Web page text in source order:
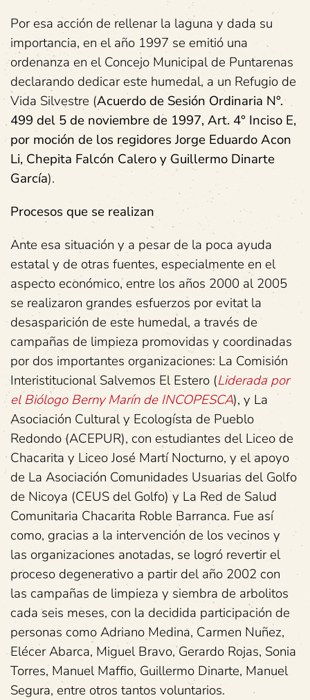
Por esa acción de rellenar la laguna y dada su
importancia, en el año 1997 se emitió una
ordenanza en el Concejo Municipal de Puntarenas
declarando dedicar este humedal, a un Refugio de
Vida Silvestre (Acuerdo de Sesión Ordinaria N°.
499 del 5 de noviembre de 1997, Art. 4° Inciso E,
por moción de los regidores Jorge Eduardo Acon
Li, Chepita Falcón Calero y Guillermo Dinarte
García).
Procesos que se realizan
Ante esa situación y a pesar de la poca ayuda
estatal y de otras fuentes, especialmente en el
aspecto económico, entre los años 2000 al 2005
se realizaron grandes esfuerzos por evitat la
desasparición de este humedal, a través de
campañas de limpieza promovidas y coordinadas
por dos importantes organizaciones: La Comisión
Interistitucional Salvemos El Estero (Liderada por
el Biólogo Berny Marín de INCOPESCA), y La
Asociación Cultural y Ecologísta de Pueblo
Redondo (ACEPUR), con estudiantes del Liceo de
Chacarita y Liceo José Martí Nocturno, y el apoyo
de La Asociación Comunidades Usuarias del Golfo
de Nicoya (CEUS del Golfo) y La Red de Salud
Comunitaria Chacarita Roble Barranca. Fue así
como, gracias a la intervención de los vecinos y
las organizaciones anotadas, se logró revertir el
proceso degenerativo a partir del año 2002 con
las campañas de limpieza y siembra de arbolitos
cada seis meses, con la decidida participación de
personas como Adriano Medina, Carmen Nuñez,
Elécer Abarca, Miguel Bravo, Gerardo Rojas, Sonia
Torres, Manuel Maffio, Guillermo Dinarte, Manuel
Segura, entre otros tantos voluntarios.